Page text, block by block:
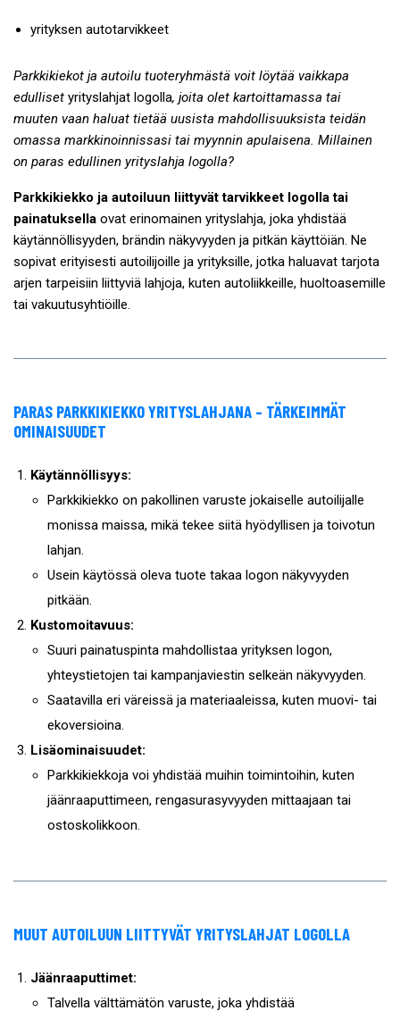
yrityksen autotarvikkeet
Parkkikiekot ja autoilu tuoteryhmästä voit löytää vaikkapa
edulliset yrityslahjat logolla, joita olet kartoittamassa tai
muuten vaan haluat tietää uusista mahdollisuuksista teidän
omassa markkinoinnissasi tai myynnin apulaisena. Millainen
on paras edullinen yrityslahja logolla?
Parkkikiekko ja autoiluun liittyvät tarvikkeet logolla tai
painatuksella ovat erinomainen yrityslahja, joka yhdistää
käytännöllisyyden, brändin näkyvyyden ja pitkän käyttöiän. Ne
sopivat erityisesti autoilijoille ja yrityksille, jotka haluavat tarjota
arjen tarpeisiin liittyviä lahjoja, kuten autoliikkeille, huoltoasemille
tai vakuutusyhtiöille.
PARAS PARKKIKIEKKO YRITYSLAHJANA – TÄRKEIMMÄT
OMINAISUUDET
Käytännöllisyys:
Parkkikiekko on pakollinen varuste jokaiselle autoilijalle
monissa maissa, mikä tekee siitä hyödyllisen ja toivotun
lahjan.
Usein käytössä oleva tuote takaa logon näkyvyyden
pitkään.
Kustomoitavuus:
Suuri painatuspinta mahdollistaa yrityksen logon,
yhteystietojen tai kampanjaviestin selkeän näkyvyyden.
Saatavilla eri väreissä ja materiaaleissa, kuten muovi- tai
ekoversioina.
Lisäominaisuudet:
Parkkikiekkoja voi yhdistää muihin toimintoihin, kuten
jäänraaputtimeen, rengasurasyvyyden mittaajaan tai
ostoskolikkoon.
MUUT AUTOILUUN LIITTYVÄT YRITYSLAHJAT LOGOLLA
Jäänraaputtimet:
Talvella välttämätön varuste, joka yhdistää